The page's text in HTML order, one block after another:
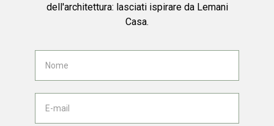
dell'architettura: lasciati ispirare da Lemani
Casa.